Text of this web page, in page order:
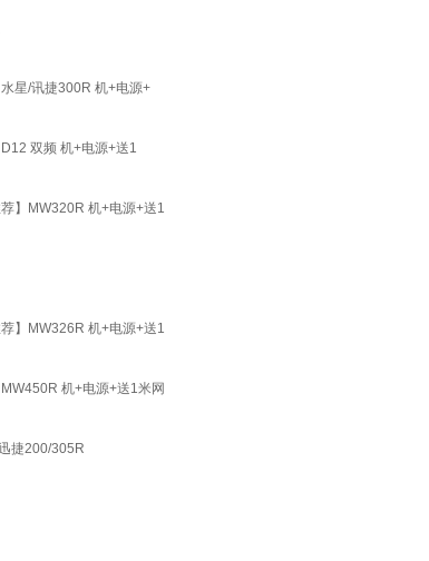
星/讯捷300R 机+电源+
双频 机+电源+送1
】MW320R 机+电源+送1
】MW326R 机+电源+送1
机+电源+送1米网
捷200/305R